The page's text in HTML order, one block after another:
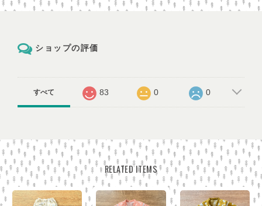
ショップの評価
すべて 83 0 0
RELATED ITEMS